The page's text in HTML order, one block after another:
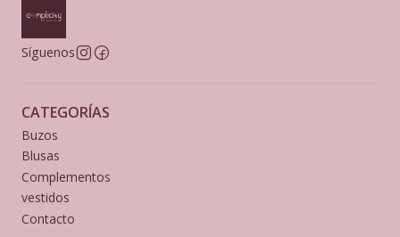
Síguenos
CATEGORÍAS
Buzos
Blusas
Complementos
vestidos
Contacto